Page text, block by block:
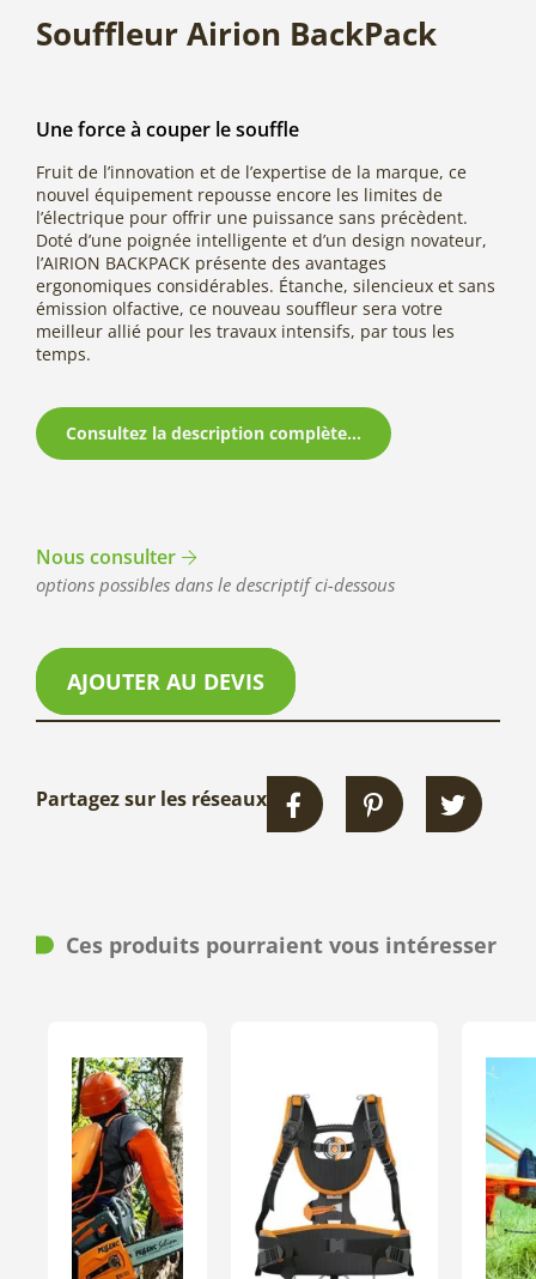
Souffleur Airion BackPack
Une force à couper le souffle
Fruit de l’innovation et de l’expertise de la marque, ce
nouvel équipement repousse encore les limites de
l’électrique pour offrir une puissance sans précèdent.
Doté d’une poignée intelligente et d’un design novateur,
l’AIRION BACKPACK présente des avantages
ergonomiques considérables. Étanche, silencieux et sans
émission olfactive, ce nouveau souffleur sera votre
meilleur allié pour les travaux intensifs, par tous les
temps.
Consultez la description complète...
Nous consulter
options possibles dans le descriptif ci-dessous
AJOUTER AU DEVIS
Partagez sur les réseaux
Ces produits pourraient vous intéresser